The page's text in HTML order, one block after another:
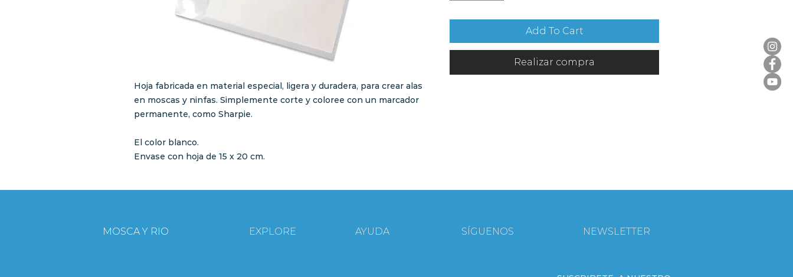
Hoja fabricada en material especial, ligera y duradera, para crear alas
en moscas y ninfas. Simplemente corte y coloree con un marcador
permanente, como Sharpie.
El color blanco.
Envase con hoja de 15 x 20 cm.
Add To Cart
Realizar compra
MOSCA Y RIO EXPLORE AYUDA SÍGUENOS NEWSLETTER